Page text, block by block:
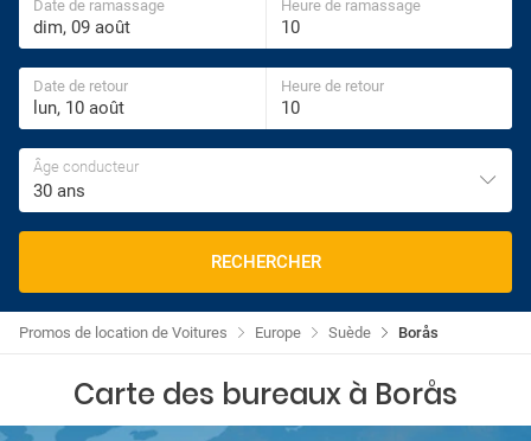
Date de ramassage Heure de ramassage
Date de retour Heure de retour
Âge conducteur
30 ans
RECHERCHER
Borås
Suède
Europe
Promos de location de Voitures
Carte des bureaux à Borås